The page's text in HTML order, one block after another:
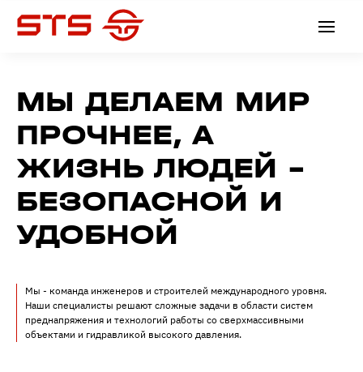
МЫ ДЕЛАЕМ МИР
ПРОЧНЕЕ, А
ЖИЗНЬ ЛЮДЕЙ -
БЕЗОПАСНОЙ И
УДОБНОЙ
Мы - команда инженеров и строителей международного уровня.
Наши специалисты решают сложные задачи в области систем
преднапряжения и технологий работы со сверхмассивными
объектами и гидравликой высокого давления.